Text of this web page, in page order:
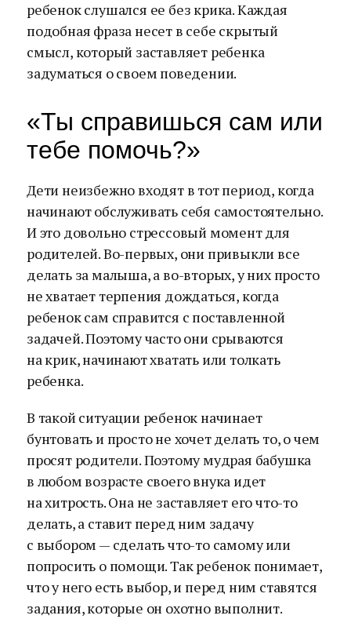
ребенок слушался ее без крика. Каждая
подобная фраза несет в себе скрытый
смысл, который заставляет ребенка
задуматься о своем поведении.
«Ты справишься сам или
тебе помочь?»
Дети неизбежно входят в тот период, когда
начинают обслуживать себя самостоятельно.
И это довольно стрессовый момент для
родителей. Во-первых, они привыкли все
делать за малыша, а во-вторых, у них просто
не хватает терпения дождаться, когда
ребенок сам справится с поставленной
задачей. Поэтому часто они срываются
на крик, начинают хватать или толкать
ребенка.
В такой ситуации ребенок начинает
бунтовать и просто не хочет делать то, о чем
просят родители. Поэтому мудрая бабушка
в любом возрасте своего внука идет
на хитрость. Она не заставляет его что-то
делать, а ставит перед ним задачу
с выбором — сделать что-то самому или
попросить о помощи. Так ребенок понимает,
что у него есть выбор, и перед ним ставятся
задания, которые он охотно выполнит.